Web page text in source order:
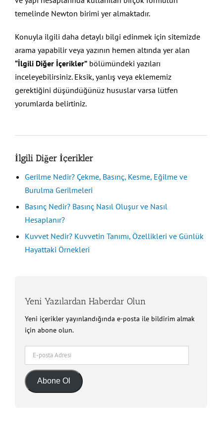
temelinde Newton birimi yer almaktadır.
Konuyla ilgili daha detaylı bilgi edinmek için sitemizde
arama yapabilir veya yazının hemen altında yer alan
“İlgili Diğer İçerikler”bölümündeki yazıları
inceleyebilirsiniz. Eksik, yanlış veya eklememiz
gerektiğini düşündüğünüz hususlar varsa lütfen
yorumlarda belirtiniz.
İlgili Diğer İçerikler
Gerilme Nedir? Çekme, Basınç, Kesme, Eğilme ve
Burulma Gerilmeleri
Basınç Nedir? Basınç Nasıl Oluşur ve Nasıl
Hesaplanır?
Kuvvet Nedir? Kuvvetin Tanımı, Özellikleri ve Günlük
Hayattaki Örnekleri
Yeni Yazılardan Haberdar Olun
Yeni içerikler yayınlandığında e-posta ile bildirim almak
için abone olun.
posta
Adresi
Abone Ol